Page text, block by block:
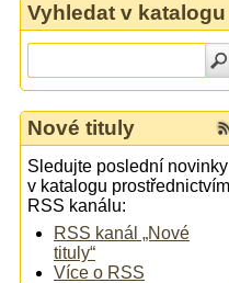
Vyhledat v katalogu
Nové tituly
Sledujte poslední novinky
v katalogu prostřednictvím
RSS kanálu:
RSS kanál „Nové
tituly“
Více o RSS